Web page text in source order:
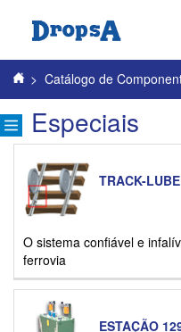
> Catálogo de
Especiais
TRACK-LUBE
O sistema confiável e
ferrovia
ESTAÇÃO